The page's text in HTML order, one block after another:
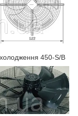
450-S/B